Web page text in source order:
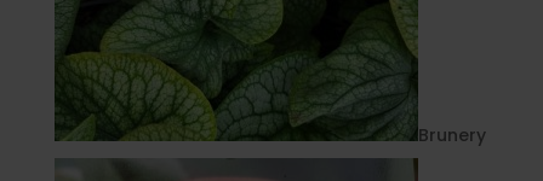
Brunery